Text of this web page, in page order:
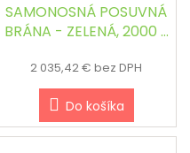
SAMONOSNÁ POSUVNÁ
BRÁNA - ZELENÁ, 2000 x
2 035,42 € bez DPH
Do košíka